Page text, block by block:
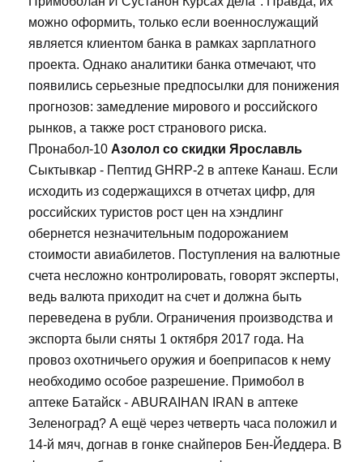
можно оформить, только если военнослужащий
является клиентом банка в рамках зарплатного
проекта. Однако аналитики банка отмечают, что
появились серьезные предпосылки для понижения
прогнозов: замедление мирового и российского
рынков, а также рост странового риска.
Пронабол-10 Азолол со скидки Ярославль
Сыктывкар - Пептид GHRP-2 в аптеке Канаш. Если
исходить из содержащихся в отчетах цифр, для
российских туристов рост цен на хэндлинг
обернется незначительным подорожанием
стоимости авиабилетов. Поступления на валютные
счета несложно контролировать, говорят эксперты,
ведь валюта приходит на счет и должна быть
переведена в рубли. Ограничения производства и
экспорта были сняты 1 октября 2017 года. На
провоз охотничьего оружия и боеприпасов к нему
необходимо особое разрешение. Примобол в
аптеке Батайск - ABURAIHAN IRAN в аптеке
Зеленоград? А ещё через четверть часа положил и
14-й мяч, догнав в гонке снайперов Бен-Йеддера. В